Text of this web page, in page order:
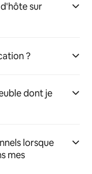
sur
?
dont je
lorsque
mes